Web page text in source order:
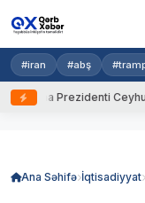
#iran #abş
Prezidenti Ceyhun
Ana Səhifə İqtisadiyyat